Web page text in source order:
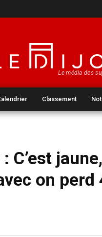
Le média des
Classement
: C’est
on perd